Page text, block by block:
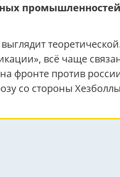
всё чаще
фронте против
со стороны